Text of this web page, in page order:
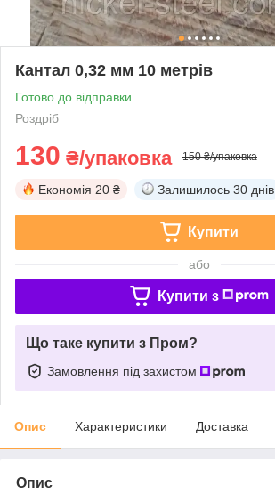
Кантал 0,32 мм 10 метрів
Готово до відправки
Роздріб
130 ₴/упаковка 150 ₴/упаковка
Економія 20 ₴ Залишилось 30 днів
Купити
або
Купити з
Що таке купити з Пром?
Замовлення під захистом
Опис Характеристики Доставка
Опис